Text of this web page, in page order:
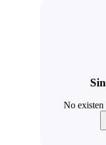
No existen